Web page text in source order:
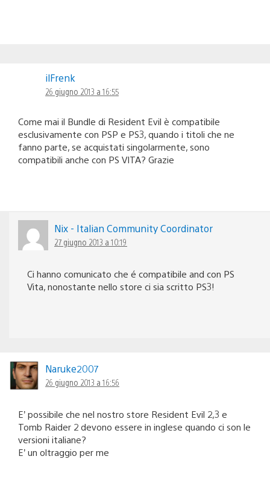
ilFrenk
26 giugno 2013 a 16:55
Come mai il Bundle di Resident Evil è compatibile
esclusivamente con PSP e PS3, quando i titoli che ne
fanno parte, se acquistati singolarmente, sono
compatibili anche con PS VITA? Grazie
Nix - Italian Community Coordinator
27 giugno 2013 a 10:19
Ci hanno comunicato che é compatibile and con PS
Vita, nonostante nello store ci sia scritto PS3!
Naruke2007
26 giugno 2013 a 16:56
E’ possibile che nel nostro store Resident Evil 2,3 e
Tomb Raider 2 devono essere in inglese quando ci son le
versioni italiane?
E’ un oltraggio per me